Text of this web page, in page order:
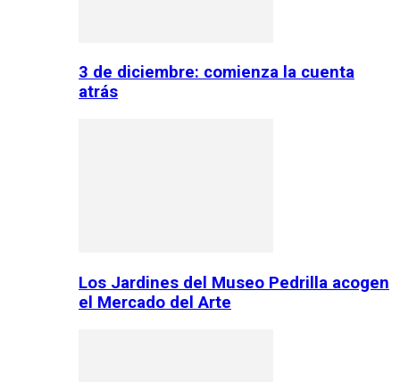
3 de diciembre: comienza la cuenta
atrás
Los Jardines del Museo Pedrilla acogen
el Mercado del Arte